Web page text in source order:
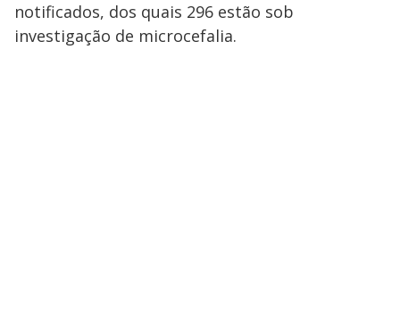
notificados, dos quais 296 estão sob
investigação de microcefalia.